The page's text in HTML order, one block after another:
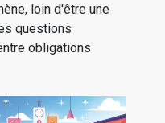
loin d'être une
questions
obligations